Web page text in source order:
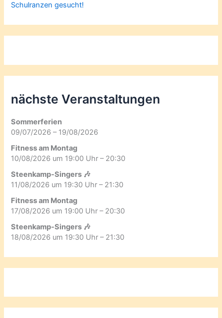
Schulranzen gesucht!
nächste Veranstaltungen
Sommerferien
09/07/2026 – 19/08/2026
Fitness am Montag
10/08/2026 um 19:00 Uhr – 20:30
Steenkamp-Singers 🎶
11/08/2026 um 19:30 Uhr – 21:30
Fitness am Montag
17/08/2026 um 19:00 Uhr – 20:30
Steenkamp-Singers 🎶
18/08/2026 um 19:30 Uhr – 21:30